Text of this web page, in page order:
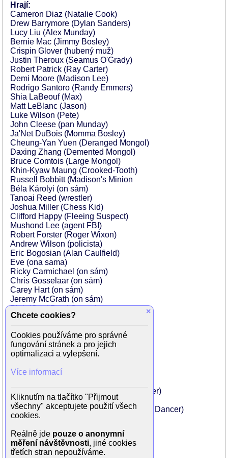
Hrají:
Cameron Diaz (Natalie Cook)
Drew Barrymore (Dylan Sanders)
Lucy Liu (Alex Munday)
Bernie Mac (Jimmy Bosley)
Crispin Glover (hubený muž)
Justin Theroux (Seamus O'Grady)
Robert Patrick (Ray Carter)
Demi Moore (Madison Lee)
Rodrigo Santoro (Randy Emmers)
Shia LaBeouf (Max)
Matt LeBlanc (Jason)
Luke Wilson (Pete)
John Cleese (pan Munday)
Ja'Net DuBois (Momma Bosley)
Cheung-Yan Yuen (Deranged Mongol)
Daxing Zhang (Demented Mongol)
Bruce Comtois (Large Mongol)
Khin-Kyaw Maung (Crooked-Tooth)
Russell Bobbitt (Madison's Minion
Béla Károlyi (on sám)
Tanoai Reed (wrestler)
Joshua Miller (Chess Kid)
Clifford Happy (Fleeing Suspect)
Mushond Lee (agent FBI)
Robert Forster (Roger Wixon)
Andrew Wilson (policista)
Eric Bogosian (Alan Caulfield)
Eve (ona sama)
Ricky Carmichael (on sám)
Chris Gosselaar (on sám)
Carey Hart (on sám)
Jeremy McGrath (on sám)
Pink (Coal Bowl Starter)
Guy Oseary (majitelka restaurace)
Zack Shada (hubený kluk)
Ed Robertson (šerif)
Jennifer Gimenez (jeptiška)
Josh Janowicz (sexy kněz)
Kasey Campbell (Treasure Chest Dancer)
Nadine Ellis (Treasure Chest Dancer)
Hannah Feldner-Shaw (Treasure Chest Dancer)
Cyia Batten (Treasure Chest Dancer)
Carmit Bachar (Treasure Chest Dancer)
...
×
Chcete cookies?
Cookies používáme pro správné
fungování stránek a pro jejich
optimalizaci a vylepšení.
Více informací
Kliknutím na tlačítko "Přijmout
všechny" akceptujete použití všech
cookies.
Reálně jde pouze o anonymní
měření návštěvnosti, jiné cookies
třetích stran nepoužíváme.